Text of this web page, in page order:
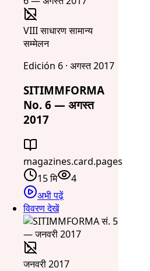
VIII साधारण सामान्य
सम्मेलन
Edición 6 · अगस्त 2017
SITIMMFORMA
No. 6 — अगस्त
2017
magazines.card.pages
15 मि
4
अभी पढ़ें
विवरण देखें
जनवरी 2017